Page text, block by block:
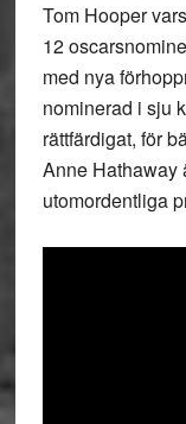
Tom Hooper vars
12
med nya
nominerad i sju
rättfärdigat, för
Anne Hathaway
utomordentliga